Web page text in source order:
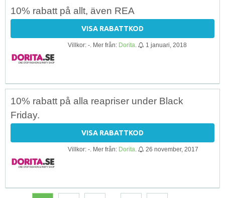
10% rabatt på allt, även REA
VISA RABATTKOD
Villkor: -. Mer från: Dorita 1 januari, 2018
10% rabatt på alla reapriser under Black
Friday.
VISA RABATTKOD
Villkor: -. Mer från: Dorita 26 november, 2017